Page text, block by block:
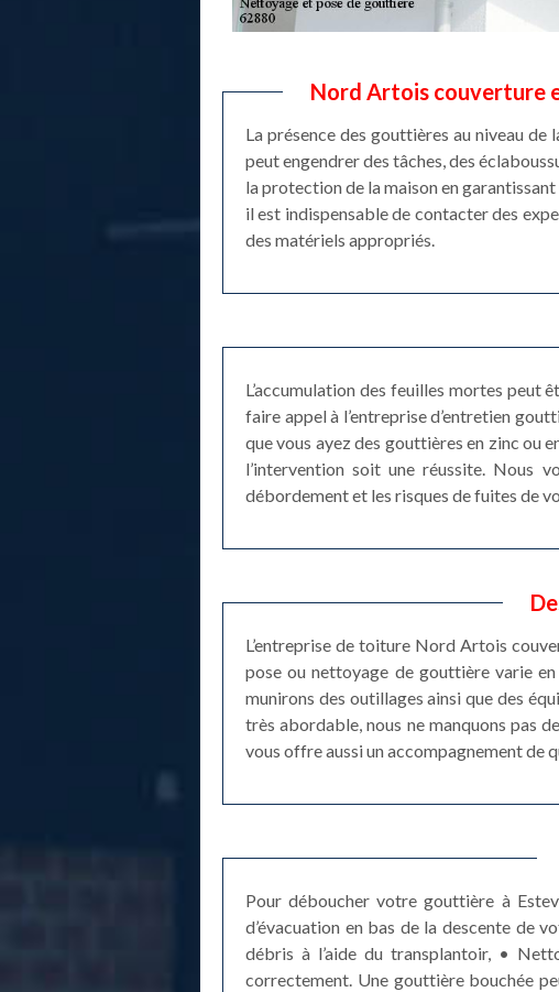
Nord Artois couverture
La présence des gouttières au niveau
peut engendrer des tâches, des
la protection de la maison en
il est indispensable de contacter des
des matériels appropriés.
L’accumulation des feuilles mortes peut
faire appel à l’entreprise d’entretien
que vous ayez des gouttières en zinc ou
l’intervention soit une réussite. Nous
débordement et les risques de fuites de
L’entreprise de toiture Nord Artois
pose ou nettoyage de gouttière varie
munirons des outillages ainsi que des
très abordable, nous ne manquons pas
vous offre aussi un accompagnement de
Pour déboucher votre gouttière à
d’évacuation en bas de la descente de
débris à l’aide du transplantoir, •
correctement. Une gouttière bouchée